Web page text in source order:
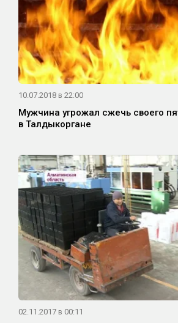
10.07.2018 в 22:00
Мужчина угрожал сжечь своего
в Талдыкоргане
02.11.2017 в 00:11